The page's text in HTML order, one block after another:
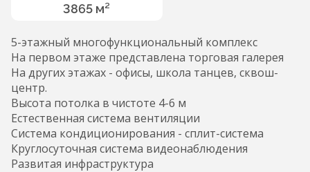
3865 м²
5-этажный многофункциональный комплекс
На первом этаже представлена торговая галерея
На других этажах - офисы, школа танцев, сквош-
центр.
Высота потолка в чистоте 4-6 м
Естественная система вентиляции
Система кондиционирования - сплит-система
Круглосуточная система видеонаблюдения
Развитая инфраструктура